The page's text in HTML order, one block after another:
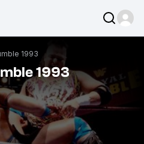
1993
1993